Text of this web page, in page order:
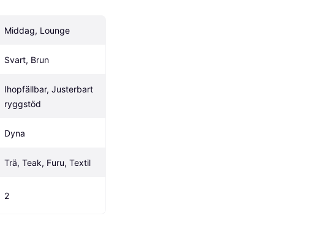
Middag, Lounge
Svart, Brun
Ihopfällbar, Justerbart
ryggstöd
Dyna
Trä, Teak, Furu, Textil
2